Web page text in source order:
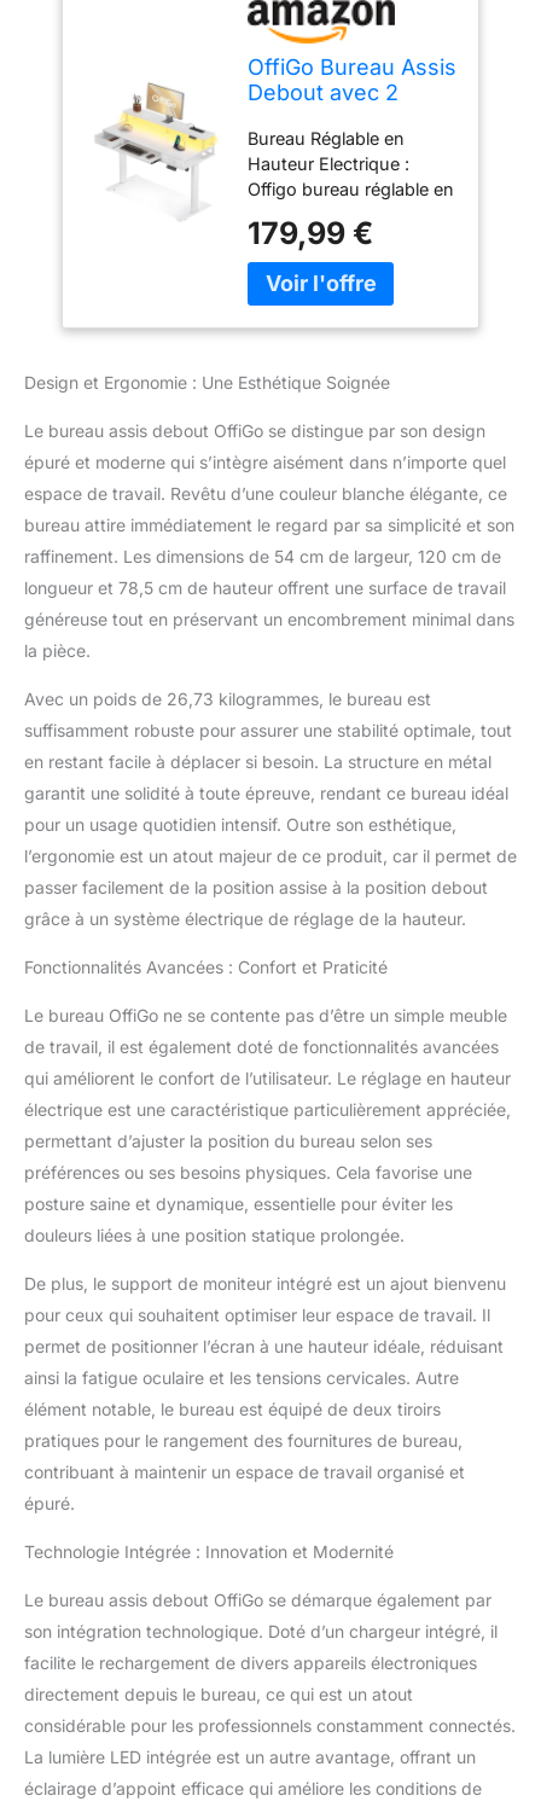
OffiGo Bureau Assis
Debout avec 2
Electrique 120cm,
Blanc
Bureau Réglable en
Hauteur Electrique :
Offigo bureau réglable en
mémoire peut être
facilement ajusté à votre
hauteur préférée. Il a une
réglage de la hauteur
niveau sonore compris
entre 45 dB et 55 dB.
Bureau en bois certifié
FSC. Le levage
personnalisés et la
commutation rapide
rendent votre travail et
et efficaces. 2 Tiroirs &
Support pour Ecran &
Plateau pour Clavier : les
tiroirs en tissu et le
plateau pour clavier
offrent un espace de
stockage suffisant pour
etc. La structure en acier
offre un support stable
plateau pour clavier tout
efficacement les tiroirs de
déformant. La
conception du support
du moniteur est plus
permettant de maintenir
une posture confortable
lorsque vous travaillez et
de soulager efficacement
Chargement Pratique et
lumineuse LED : il y a 2
prises de courant et 2
ports USB sur le support
du moniteur, qui sont
pratiques pour connecter
divers appareils
répondre aux besoins de
autres appareils
bandes lumineuses LED,
vous pouvez facilement
régler les effets
d'éclairage des bandes
lumineuses, changer les
couleurs et les modes
des bandes lumineuses
via la commande
179,99 €
Design et Ergonomie : Une Esthétique Soignée
Le bureau assis debout OffiGo se distingue par son design
épuré et moderne qui s’intègre aisément dans n’importe quel
espace de travail. Revêtu d’une couleur blanche élégante, ce
bureau attire immédiatement le regard par sa simplicité et son
raffinement. Les dimensions de 54 cm de largeur, 120 cm de
longueur et 78,5 cm de hauteur offrent une surface de travail
généreuse tout en préservant un encombrement minimal dans
la pièce.
Avec un poids de 26,73 kilogrammes, le bureau est
suffisamment robuste pour assurer une stabilité optimale, tout
en restant facile à déplacer si besoin. La structure en métal
garantit une solidité à toute épreuve, rendant ce bureau idéal
pour un usage quotidien intensif. Outre son esthétique,
l’ergonomie est un atout majeur de ce produit, car il permet de
passer facilement de la position assise à la position debout
grâce à un système électrique de réglage de la hauteur.
Fonctionnalités Avancées : Confort et Praticité
Le bureau OffiGo ne se contente pas d’être un simple meuble
de travail, il est également doté de fonctionnalités avancées
qui améliorent le confort de l’utilisateur. Le réglage en hauteur
électrique est une caractéristique particulièrement appréciée,
permettant d’ajuster la position du bureau selon ses
préférences ou ses besoins physiques. Cela favorise une
posture saine et dynamique, essentielle pour éviter les
douleurs liées à une position statique prolongée.
De plus, le support de moniteur intégré est un ajout bienvenu
pour ceux qui souhaitent optimiser leur espace de travail. Il
permet de positionner l’écran à une hauteur idéale, réduisant
ainsi la fatigue oculaire et les tensions cervicales. Autre
élément notable, le bureau est équipé de deux tiroirs
pratiques pour le rangement des fournitures de bureau,
contribuant à maintenir un espace de travail organisé et
épuré.
Technologie Intégrée : Innovation et Modernité
Le bureau assis debout OffiGo se démarque également par
son intégration technologique. Doté d’un chargeur intégré, il
facilite le rechargement de divers appareils électroniques
directement depuis le bureau, ce qui est un atout
considérable pour les professionnels constamment connectés.
La lumière LED intégrée est un autre avantage, offrant un
éclairage d’appoint efficace qui améliore les conditions de